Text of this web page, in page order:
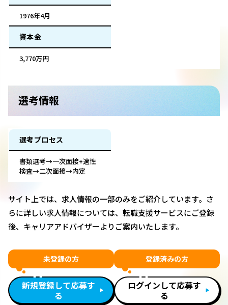
1976年4月
資本金
3,770万円
選考情報
選考プロセス
書類選考→一次面接+適性
検査→二次面接→内定
サイト上では、求人情報の一部のみをご紹介しています。さ
らに詳しい求人情報については、転職支援サービスにご登録
後、キャリアアドバイザーよりご案内いたします。
未登録の方
新規登録して応募す
る
登録済みの方
ログインして応募す
る